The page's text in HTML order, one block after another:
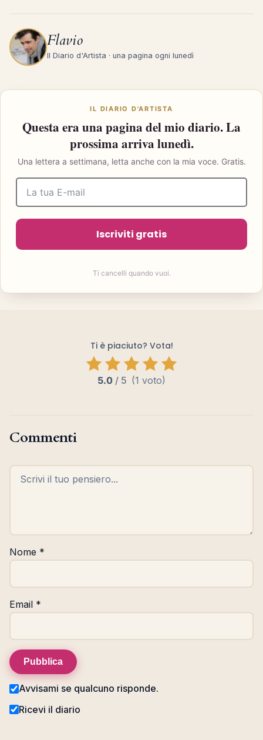
Flavio
Il Diario d'Artista · una pagina ogni lunedì
IL DIARIO D'ARTISTA
Questa era una pagina del mio diario. La
prossima arriva lunedì.
Una lettera a settimana, letta anche con la mia voce. Gratis.
Iscriviti gratis
Ti cancelli quando vuoi.
Ti è piaciuto? Vota!
5.0 / 5 (1 voto)
Commenti
Nome *
Email *
Pubblica
Avvisami se qualcuno risponde.
Ricevi il diario